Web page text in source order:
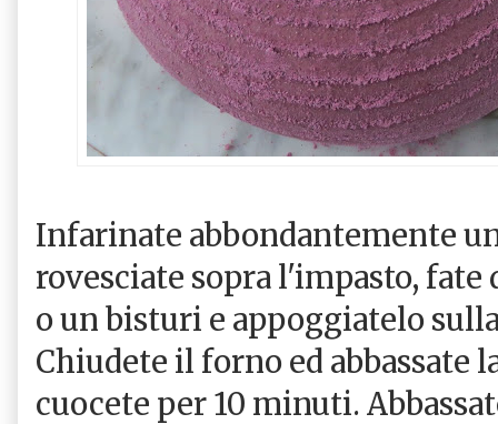
Infarinate abbondantemente
rovesciate sopra l'impasto,
o un bisturi e appoggiatelo
Chiudete il forno ed abbassate
cuocete per 10 minuti.